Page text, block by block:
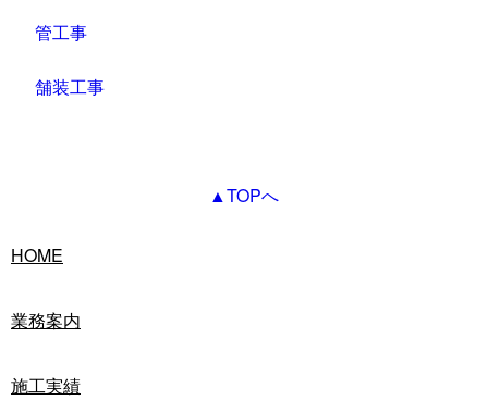
管工事
舗装工事
▲TOPへ
HOME
業務案内
施工実績